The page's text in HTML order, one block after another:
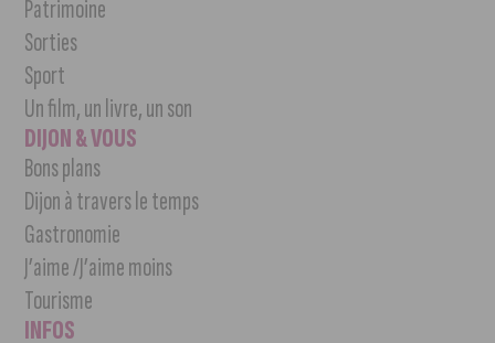
Patrimoine
Sorties
Sport
Un film, un livre, un son
DIJON & VOUS
Bons plans
Dijon à travers le temps
Gastronomie
J’aime /J’aime moins
Tourisme
INFOS